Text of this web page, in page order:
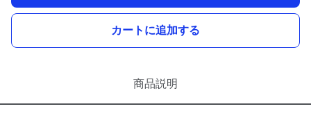
カートに追加する
商品説明